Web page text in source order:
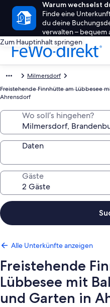
Warum wechselst
Finde eine
du deine
verwalten – bequem
Zum Hauptinhalt springen
Milmersdorf
Freistehende Finnhütte am Lübbesee
Ahrensdorf
Wo soll’s hingehen?
Daten
Gäste
Alle Unterkünfte anzeigen
Freistehende
Lübbesee mit
und Garten in